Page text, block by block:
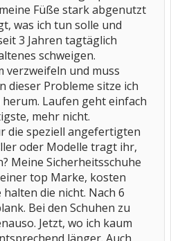
Füße stark abgenutzt
was ich tun solle und
3 Jahren tagtäglich
schweigen.
verzweifeln und muss
dieser Probleme sitze ich
Laufen geht einfach
mehr nicht.
die speziell angefertigten
oder Modelle tragt ihr,
Meine Sicherheitsschuhe
top Marke, kosten
die nicht. Nach 6
Bei den Schuhen zu
Jetzt, wo ich kaum